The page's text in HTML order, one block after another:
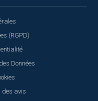
(RGPD)
Données
des avis